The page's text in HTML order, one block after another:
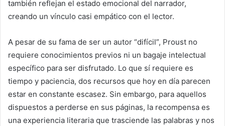
también reflejan el estado emocional del narrador,
creando un vínculo casi empático con el lector.
A pesar de su fama de ser un autor “difícil”, Proust no
requiere conocimientos previos ni un bagaje intelectual
específico para ser disfrutado. Lo que sí requiere es
tiempo y paciencia, dos recursos que hoy en día parecen
estar en constante escasez. Sin embargo, para aquellos
dispuestos a perderse en sus páginas, la recompensa es
una experiencia literaria que trasciende las palabras y nos